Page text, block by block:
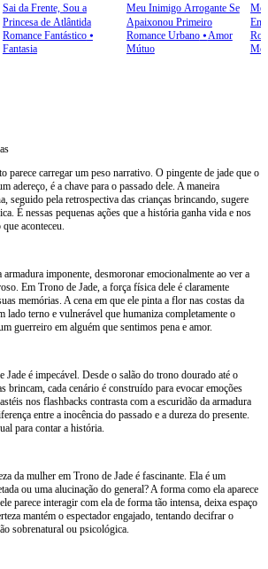
Sai da Frente, Sou a
Princesa de Atlântida
Romance Fantástico⦁
Fantasia
Meu Inimigo Arrogante Se
Apaixonou Primeiro
Romance Urbano⦁Amor
Mútuo
parece carregar um peso narrativo. O pingente de jade que o
adereço, é a chave para o passado dele. A maneira
seguido pela retrospectiva das crianças brincando, sugere
É nessas pequenas ações que a história ganha vida e nos
aconteceu.
imponente, desmoronar emocionalmente ao ver a
Em Trono de Jade, a força física dele é claramente
memórias. A cena em que ele pinta a flor nas costas da
lado terno e vulnerável que humaniza completamente o
guerreiro em alguém que sentimos pena e amor.
Jade é impecável. Desde o salão do trono dourado até o
brincam, cada cenário é construído para evocar emoções
nos flashbacks contrasta com a escuridão da armadura
entre a inocência do passado e a dureza do presente.
para contar a história.
da mulher em Trono de Jade é fascinante. Ela é um
ou uma alucinação do general? A forma como ela aparece
parece interagir com ela de forma tão intensa, deixa espaço
mantém o espectador engajado, tentando decifrar o
sobrenatural ou psicológica.